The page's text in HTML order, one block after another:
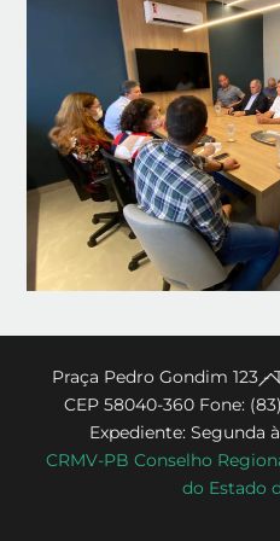
Praça Pedro Gondim 123 -
CEP 58040-360 Fone:
Expediente: Segunda
CRMV-PB Conselho
do Estado